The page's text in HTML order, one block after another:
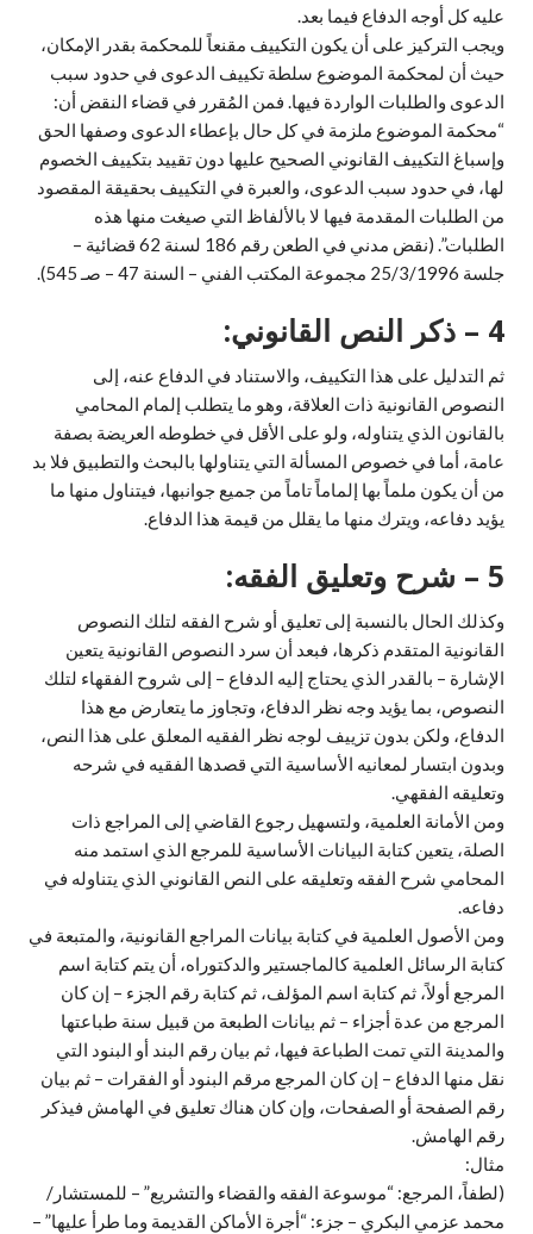
عليه كل أوجه الدفاع فيما بعد.
ويجب التركيز على أن يكون التكييف مقنعاً للمحكمة بقدر الإمكان،
حيث أن لمحكمة الموضوع سلطة تكييف الدعوى في حدود سبب
الدعوى والطلبات الواردة فيها. فمن المُقرر في قضاء النقض أن:
“محكمة الموضوع ملزمة في كل حال بإعطاء الدعوى وصفها الحق
وإسباغ التكييف القانوني الصحيح عليها دون تقييد بتكييف الخصوم
لها، في حدود سبب الدعوى، والعبرة في التكييف بحقيقة المقصود
من الطلبات المقدمة فيها لا بالألفاظ التي صيغت منها هذه
الطلبات”. (نقض مدني في الطعن رقم 186 لسنة 62 قضائية –
جلسة 25/3/1996 مجموعة المكتب الفني – السنة 47 – صـ 545).
4 – ذكر النص القانوني:
ثم التدليل على هذا التكييف، والاستناد في الدفاع عنه، إلى
النصوص القانونية ذات العلاقة، وهو ما يتطلب إلمام المحامي
بالقانون الذي يتناوله، ولو على الأقل في خطوطه العريضة بصفة
عامة، أما في خصوص المسألة التي يتناولها بالبحث والتطبيق فلا بد
من أن يكون ملماً بها إلماماً تاماً من جميع جوانبها، فيتناول منها ما
يؤيد دفاعه، ويترك منها ما يقلل من قيمة هذا الدفاع.
5 – شرح وتعليق الفقه:
وكذلك الحال بالنسبة إلى تعليق أو شرح الفقه لتلك النصوص
القانونية المتقدم ذكرها، فبعد أن سرد النصوص القانونية يتعين
الإشارة – بالقدر الذي يحتاج إليه الدفاع – إلى شروح الفقهاء لتلك
النصوص، بما يؤيد وجه نظر الدفاع، وتجاوز ما يتعارض مع هذا
الدفاع، ولكن بدون تزييف لوجه نظر الفقيه المعلق على هذا النص،
وبدون ابتسار لمعانيه الأساسية التي قصدها الفقيه في شرحه
وتعليقه الفقهي.
ومن الأمانة العلمية، ولتسهيل رجوع القاضي إلى المراجع ذات
الصلة، يتعين كتابة البيانات الأساسية للمرجع الذي استمد منه
المحامي شرح الفقه وتعليقه على النص القانوني الذي يتناوله في
دفاعه.
ومن الأصول العلمية في كتابة بيانات المراجع القانونية، والمتبعة في
كتابة الرسائل العلمية كالماجستير والدكتوراه، أن يتم كتابة اسم
المرجع أولاً، ثم كتابة اسم المؤلف، ثم كتابة رقم الجزء – إن كان
المرجع من عدة أجزاء – ثم بيانات الطبعة من قبيل سنة طباعتها
والمدينة التي تمت الطباعة فيها، ثم بيان رقم البند أو البنود التي
نقل منها الدفاع – إن كان المرجع مرقم البنود أو الفقرات – ثم بيان
رقم الصفحة أو الصفحات، وإن كان هناك تعليق في الهامش فيذكر
رقم الهامش.
مثال:
(لطفاً، المرجع: “موسوعة الفقه والقضاء والتشريع” – للمستشار/
محمد عزمي البكري – جزء: “أجرة الأماكن القديمة وما طرأ عليها” –